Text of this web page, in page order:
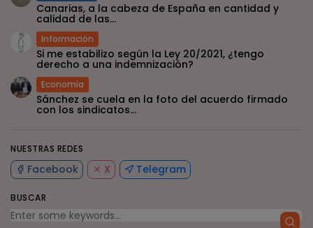
NUESTRAS REDES
Facebook X Telegram
BUSCAR
Canarias, a la cabeza de España en cantidad y
calidad de las...
Información
Si me estabilizo según la Ley 20/2021, ¿tengo
derecho a una indemnización?
Economía
Sánchez se cuela en la foto del acuerdo firmado
con los sindicatos...